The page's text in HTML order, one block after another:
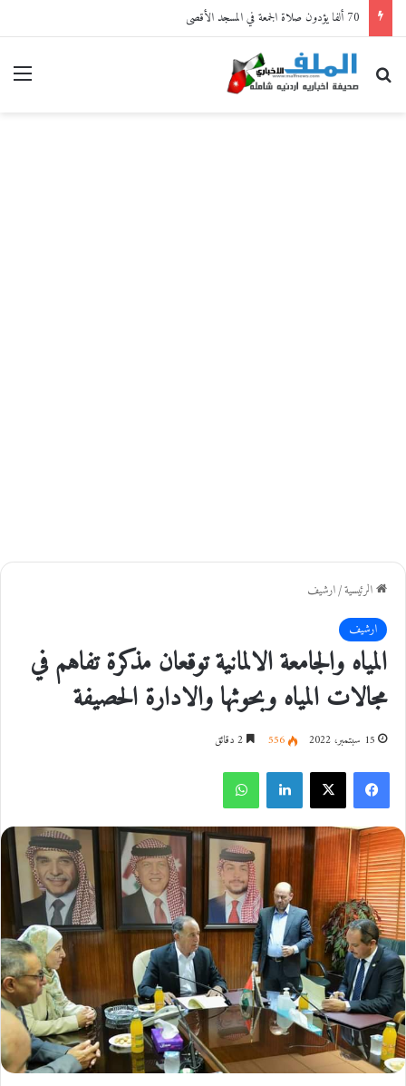
70 ألفا يؤدون صلاة الجمعة في المسجد الأقصى
بحث عن
الرئيسية/ارشيف
ارشيف
المياه والجامعة الالمانية توقعان مذكرة تفاهم في
مجالات المياه وبحوثها والادارة الحصيفة
15 سبتمبر، 2022 556
فيسبوك